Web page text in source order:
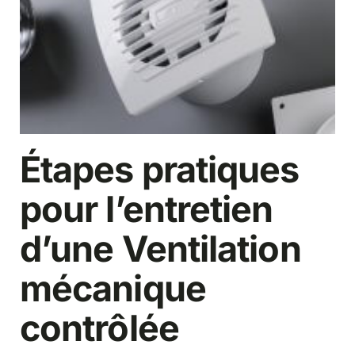
Étapes pratiques
pour l’entretien
d’une Ventilation
mécanique
contrôlée